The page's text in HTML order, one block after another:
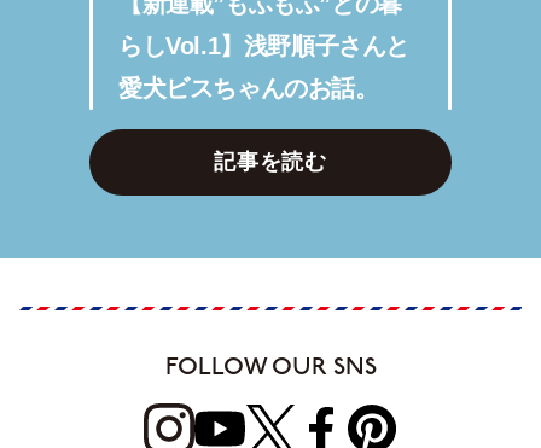
らしVol.1】浅野順子さんと
愛犬ビスちゃんのお話。
記事を読む
FOLLOW OUR SNS